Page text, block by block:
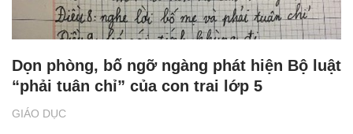
GIÁO DỤC
Dọn phòng, bố ngỡ ngàng phát hiện Bộ luật
“phải tuân chỉ” của con trai lớp 5